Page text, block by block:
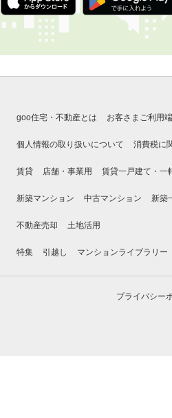
goo住宅・不動産とは お客さまご利用
個人情報の取り扱いについて 消費税に
賃貸 店舗・事業用 賃貸一戸建て・一
新築マンション 中古マンション 新築
不動産売却 土地活用
特集 引越し マンションライブラリー
プライバシー